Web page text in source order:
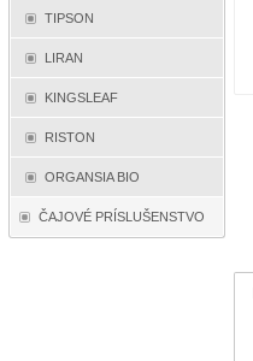
TIPSON
LIRAN
KINGSLEAF
RISTON
ORGANSIA BIO
ČAJOVÉ PRÍSLUŠENSTVO